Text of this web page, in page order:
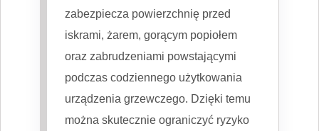
zabezpiecza powierzchnię przed
iskrami, żarem, gorącym popiołem
oraz zabrudzeniami powstającymi
podczas codziennego użytkowania
urządzenia grzewczego. Dzięki temu
można skutecznie ograniczyć ryzyko